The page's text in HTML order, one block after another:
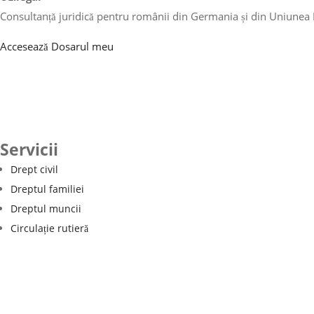
Consultanță juridică pentru românii din Germania și din Uniunea
Accesează Dosarul meu
Servicii
Drept civil
Dreptul familiei
Dreptul muncii
Circulație rutieră